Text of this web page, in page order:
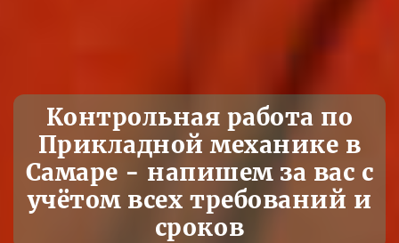
Контрольная работа по
Прикладной механике в
Самаре - напишем за вас с
учётом всех требований и
сроков